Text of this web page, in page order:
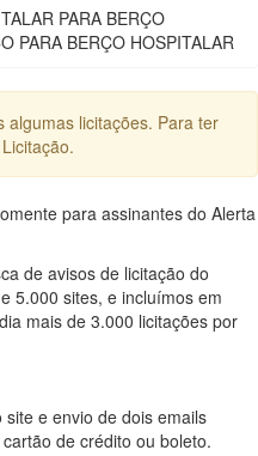
PARA BERÇO
PARA BERÇO HOSPITALAR
algumas licitações. Para ter
para assinantes do Alerta
de avisos de licitação do
5.000 sites, e incluímos em
mais de 3.000 licitações por
site e envio de dois emails
de crédito ou boleto.